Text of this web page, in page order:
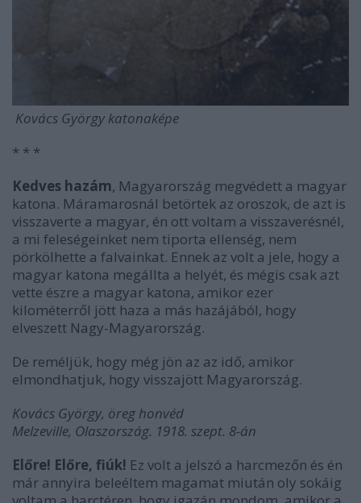
Kovács György katonaképe
* * *
Kedves hazám, Magyarország megvédett a magyar
katona. Máramarosnál betörtek az oroszok, de azt is
visszaverte a magyar, én ott voltam a visszaverésnél,
a mi feleségeinket nem tiporta ellenség, nem
pörkölhette a falvainkat. Ennek az volt a jele, hogy a
magyar katona megállta a helyét, és mégis csak azt
vette észre a magyar katona, amikor ezer
kilométerről jött haza a más hazájából, hogy
elveszett Nagy-Magyarország.
De reméljük, hogy még jön az az idő, amikor
elmondhatjuk, hogy visszajött Magyarország.
Kovács György, öreg honvéd
Melzeville, Olaszország. 1918. szept. 8-án
Előre! Előre, fiúk! Ez volt a jelszó a harcmezőn és én
már annyira beleéltem magamat miután oly sokáig